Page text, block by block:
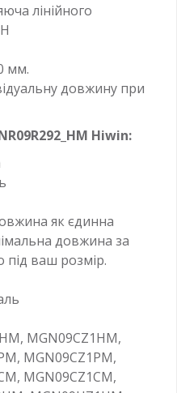
лінійного
мм.
довжину при
Hiwin:
як єдинна
довжина за
ваш розмір.
MGN09CZ1HM,
MGN09CZ1PM,
MGN09CZ1CM,